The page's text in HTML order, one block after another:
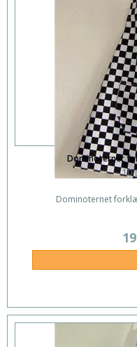
Dominoternet
10-
Dominoternet